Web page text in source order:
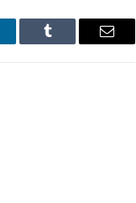
Tumblr Email